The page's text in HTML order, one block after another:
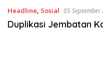
Headline, Sosial 05
Duplikasi Jembatan